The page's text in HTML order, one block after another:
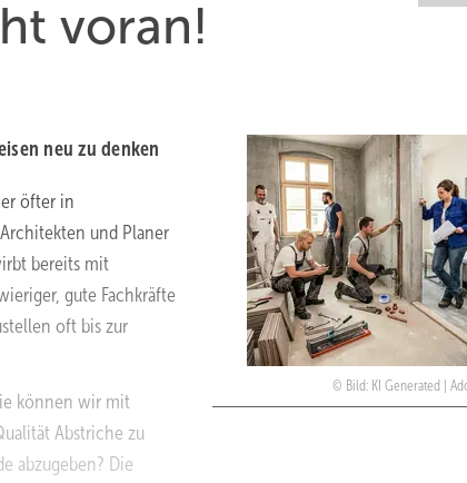
voran!
Bild: KI Generated |
neu zu denken
öfter in
und Planer
bereits mit
gute Fachkräfte
oft bis zur
können wir mit
Abstriche zu
abzugeben? Die